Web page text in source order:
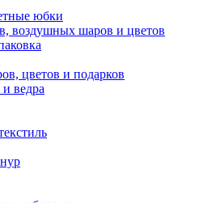
юбки
воздушных шаров и цветов
цветов и подарков
ведра